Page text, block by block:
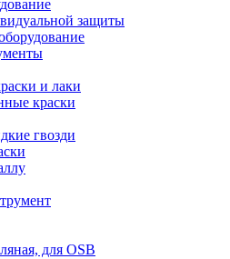
защиты
и лаки
краски
гвозди
для OSB